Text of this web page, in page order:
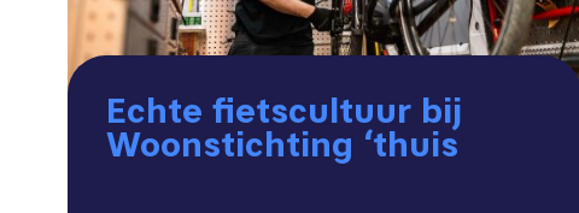
Echte fietscultuur bij
Woonstichting ‘thuis